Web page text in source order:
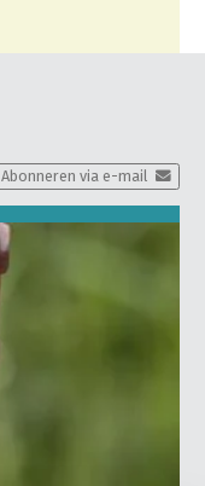
Abonneren via e-mail